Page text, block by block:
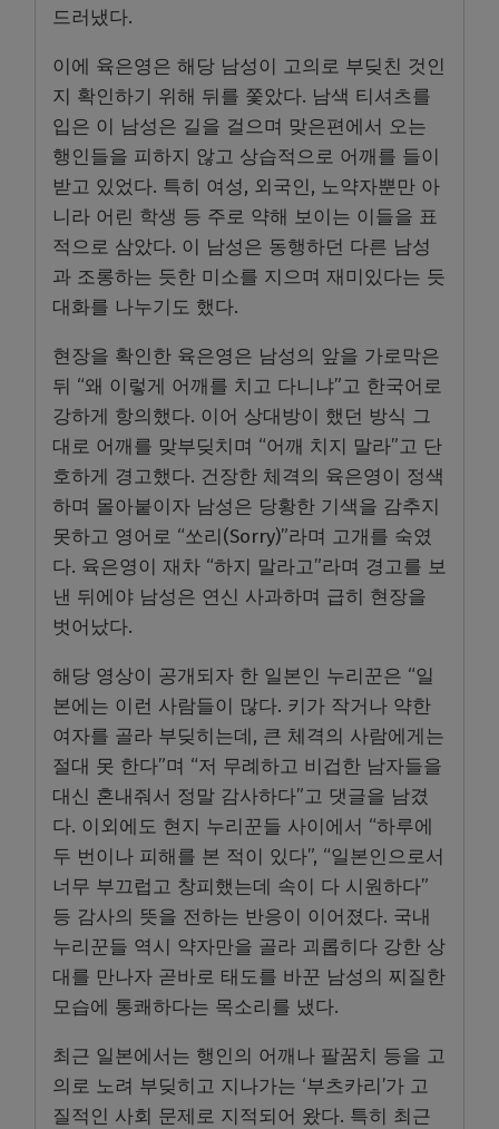
드러냈다.
이에 육은영은 해당 남성이 고의로 부딪친 것인
지 확인하기 위해 뒤를 쫓았다. 남색 티셔츠를
입은 이 남성은 길을 걸으며 맞은편에서 오는
행인들을 피하지 않고 상습적으로 어깨를 들이
받고 있었다. 특히 여성, 외국인, 노약자뿐만 아
니라 어린 학생 등 주로 약해 보이는 이들을 표
적으로 삼았다. 이 남성은 동행하던 다른 남성
과 조롱하는 듯한 미소를 지으며 재미있다는 듯
대화를 나누기도 했다.
현장을 확인한 육은영은 남성의 앞을 가로막은
뒤 “왜 이렇게 어깨를 치고 다니냐”고 한국어로
강하게 항의했다. 이어 상대방이 했던 방식 그
대로 어깨를 맞부딪치며 “어깨 치지 말라”고 단
호하게 경고했다. 건장한 체격의 육은영이 정색
하며 몰아붙이자 남성은 당황한 기색을 감추지
못하고 영어로 “쏘리(Sorry)”라며 고개를 숙였
다. 육은영이 재차 “하지 말라고”라며 경고를 보
낸 뒤에야 남성은 연신 사과하며 급히 현장을
벗어났다.
해당 영상이 공개되자 한 일본인 누리꾼은 “일
본에는 이런 사람들이 많다. 키가 작거나 약한
여자를 골라 부딪히는데, 큰 체격의 사람에게는
절대 못 한다”며 “저 무례하고 비겁한 남자들을
대신 혼내줘서 정말 감사하다”고 댓글을 남겼
다. 이외에도 현지 누리꾼들 사이에서 “하루에
두 번이나 피해를 본 적이 있다”, “일본인으로서
너무 부끄럽고 창피했는데 속이 다 시원하다”
등 감사의 뜻을 전하는 반응이 이어졌다. 국내
누리꾼들 역시 약자만을 골라 괴롭히다 강한 상
대를 만나자 곧바로 태도를 바꾼 남성의 찌질한
모습에 통쾌하다는 목소리를 냈다.
최근 일본에서는 행인의 어깨나 팔꿈치 등을 고
의로 노려 부딪히고 지나가는 ‘부츠카리’가 고
질적인 사회 문제로 지적되어 왔다. 특히 최근